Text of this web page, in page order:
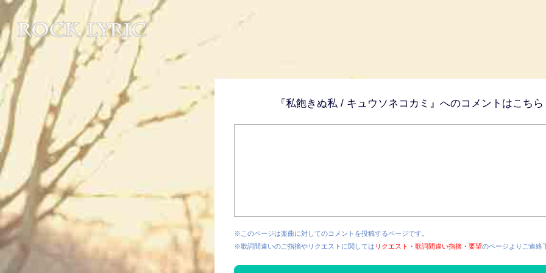
『私飽きぬ私 / キュウソネコカミ』へのコメントはこちら
※このページは楽曲に対してのコメントを投稿するページです。
※歌詞間違いのご指摘やリクエストに関しては リクエスト・歌詞間違い指摘・要望のページよりご連絡